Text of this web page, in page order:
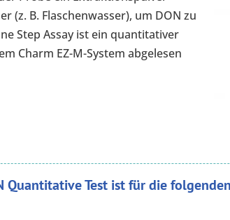
(z. B. Flaschenwasser), um DON zu
Step Assay ist ein quantitativer
Charm EZ-M-System abgelesen
Quantitative Test ist für die